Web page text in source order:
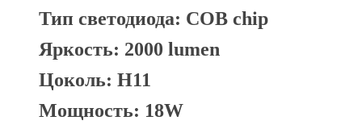
Тип светодиода: COB chip
Яркость: 2000 lumen
Цоколь: H11
Мощность: 18W